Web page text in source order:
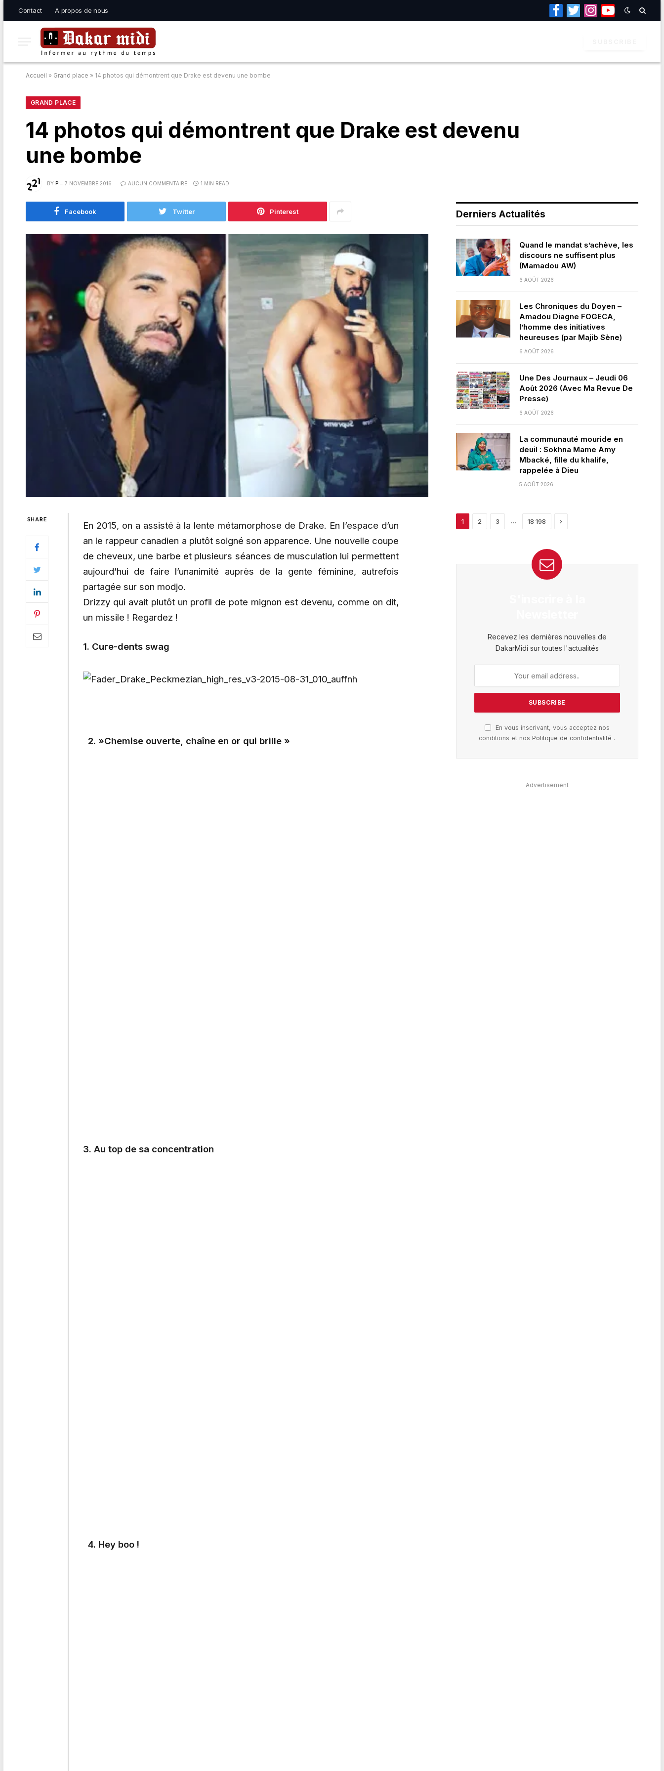
Contact A propos de nous
Facebook
TwitterInstagramYouTube
Accueil » Grand place » 14 photos qui démontrent que Drake est devenu une bombe
GRAND PLACE
14 photos qui démontrent que Drake est devenu
une bombe
BY P 7 NOVEMBRE 2016 AUCUN COMMENTAIRE 1 MIN READ
Facebook Twitter Pinterest
SHARE
En 2015, on a assisté à la lente métamorphose de Drake. En l’espace d’un
an le rappeur canadien a plutôt soigné son apparence. Une nouvelle coupe
de cheveux, une barbe et plusieurs séances de musculation lui permettent
aujourd’hui de faire l’unanimité auprès de la gente féminine, autrefois
partagée sur son modjo.
Drizzy qui avait plutôt un profil de pote mignon est devenu, comme on dit,
un missile ! Regardez !
1. Cure-dents swag
2. »Chemise ouverte, chaîne en or qui brille »
3. Au top de sa concentration
4. Hey boo !
Derniers Actualités
Quand le mandat s’achève, les
discours ne suffisent plus
(Mamadou AW)
6 AOÛT 2026
Les Chroniques du Doyen –
Amadou Diagne FOGECA,
l’homme des initiatives
heureuses (par Majib Sène)
6 AOÛT 2026
Une Des Journaux – Jeudi 06
Août 2026 (Avec Ma Revue De
Presse)
6 AOÛT 2026
La communauté mouride en
deuil : Sokhna Mame Amy
Mbacké, fille du khalife,
rappelée à Dieu
5 AOÛT 2026
1 2 3 … 18 198 Next
Recevez les dernières nouvelles de
DakarMidi sur toutes l'actualités
En vous inscrivant, vous acceptez nos
conditions et nosPolitique de confidentialité .
Advertisement